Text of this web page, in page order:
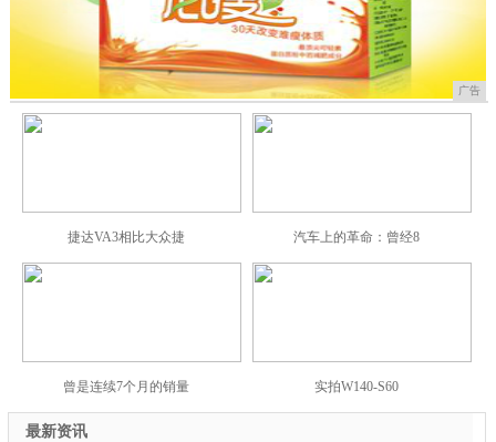
广告
捷达VA3相比大众捷 汽车上的革命：曾经8
曾是连续7个月的销量 实拍W140-S60
最新资讯